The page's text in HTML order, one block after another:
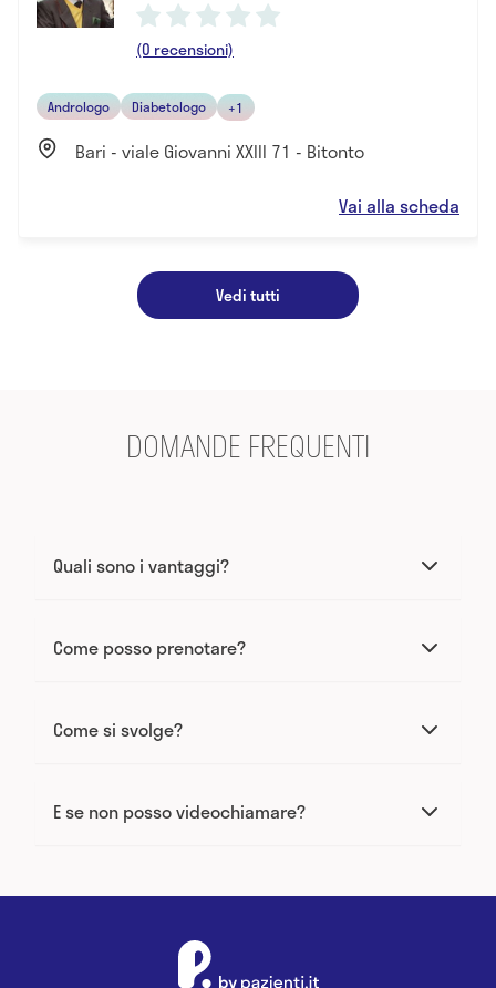
(0 recensioni)
Andrologo Diabetologo +1
Bari - viale Giovanni XXIII 71 - Bitonto
Vai alla scheda
Vedi tutti
DOMANDE FREQUENTI
Quali sono i vantaggi?
Come posso prenotare?
Come si svolge?
E se non posso videochiamare?